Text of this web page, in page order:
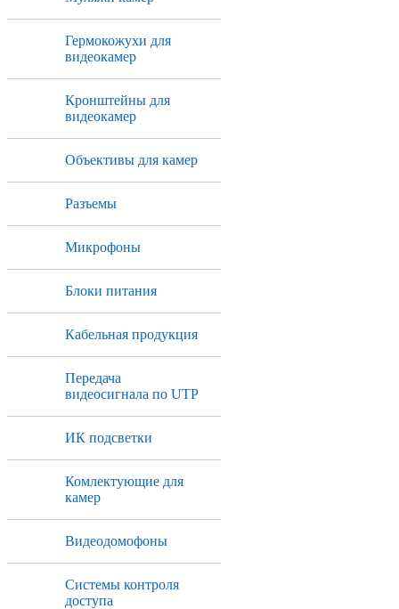
Гермокожухи для
видеокамер
Кронштейны для
видеокамер
Объективы для камер
Разъемы
Микрофоны
Блоки питания
Кабельная продукция
Передача
видеосигнала по UTP
ИК подсветки
Комлектующие для
камер
Видеодомофоны
Системы контроля
доступа